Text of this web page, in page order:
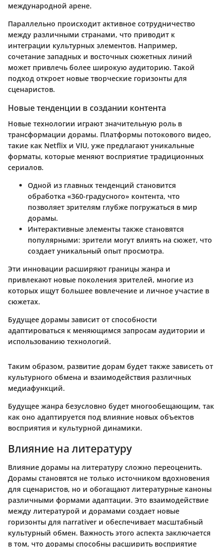
международной арене.
Параллельно происходит активное сотрудничество
между различными странами, что приводит к
интеграции культурных элементов. Например,
сочетание западных и восточных сюжетных линий
может привлечь более широкую аудиторию. Такой
подход откроет новые творческие горизонты для
сценаристов.
Новые тенденции в создании контента
Новые технологии играют значительную роль в
трансформации дорамы. Платформы потокового видео,
такие как Netflix и VIU, уже предлагают уникальные
форматы, которые меняют восприятие традиционных
сериалов.
Одной из главных тенденций становится
обработка «360-градусного» контента, что
позволяет зрителям глубже погружаться в мир
дорамы.
Интерактивные элементы также становятся
популярными: зрители могут влиять на сюжет, что
создает уникальный опыт просмотра.
Эти инновации расширяют границы жанра и
привлекают новые поколения зрителей, многие из
которых ищут большее вовлечение и личное участие в
сюжетах.
Будущее дорамы зависит от способности
адаптироваться к меняющимся запросам аудитории и
использованию технологий.
Таким образом, развитие дорам будет также зависеть от
культурного обмена и взаимодействия различных
медиафункций.
Будущее жанра безусловно будет многообещающим, так
как оно адаптируется под влияние новых объектов
восприятия и культурной динамики.
Влияние на литературу
Влияние дорамы на литературу сложно переоценить.
Дорамы становятся не только источником вдохновения
для сценаристов, но и обогащают литературные каноны
различными формами адаптации. Это взаимодействие
между литературой и дорамами создает новые
горизонты для narrativer и обеспечивает масштабный
культурный обмен. Важность этого аспекта заключается
в том, что дорамы способны расширить восприятие